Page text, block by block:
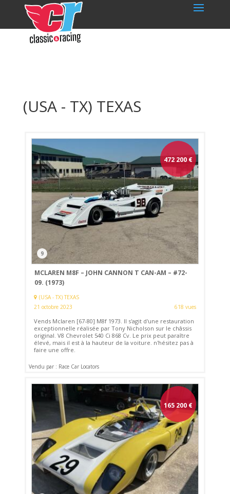
(USA - TX) TEXAS
472 200€
9
MCLAREN M8F – JOHN CANNON T CAN-AM – #72-
09. (1973)
(USA - TX) TEXAS
21 octobre 2023
618 vues
Vends Mclaren [67-80] M8f 1973. Il s'agit d'une restauration
exceptionnelle réalisée par Tony Nicholson sur le châssis
original. V8 Chevrolet 540 Ci 868 Cv. Le prix peut paraître
élevé, mais il est à la hauteur de la voiture. n'hésitez pas à
faire une offre.
Vendu par : Race Car Locators
165 200€